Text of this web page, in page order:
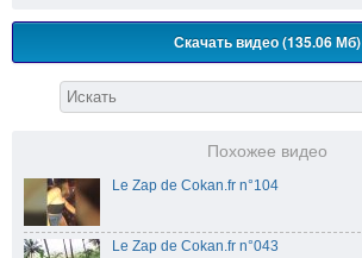
Скачать видео (135.06 Мб)
Похожее видео
Le Zap de Cokan.fr n°104
Le Zap de Cokan.fr n°043